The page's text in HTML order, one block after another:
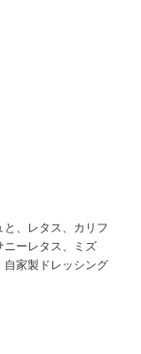
、レタス、カリフ
ーレタス、ミズ
家製ドレッシング